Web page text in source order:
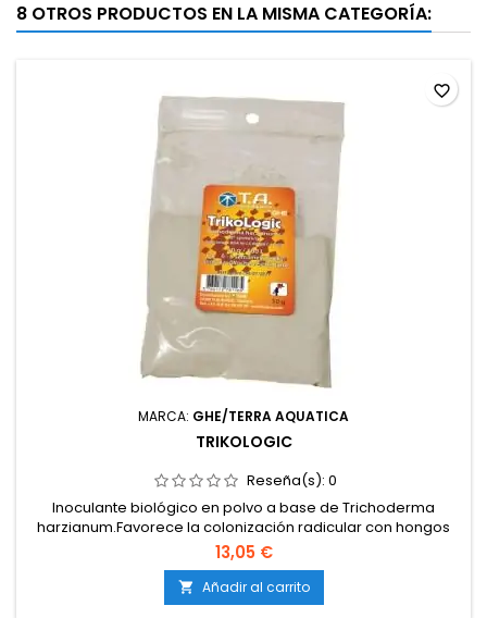
8 OTROS PRODUCTOS EN LA MISMA CATEGORÍA:
MARCA: GHE/TERRA AQUATICA
TRIKOLOGIC
Reseña(s): 0
Inoculante biológico en polvo a base de Trichoderma
harzianum.Favorece la colonización radicular con hongos
beneficiosos.Protege las raíces frente a patógenos del
suelo.Mejora la absorción de nutrientes y la disponibilidad
de minerales.Compatible con cultivos en tierra, coco e
hidroponía.
13,05 €
 Añadir al carrito
favorite_border